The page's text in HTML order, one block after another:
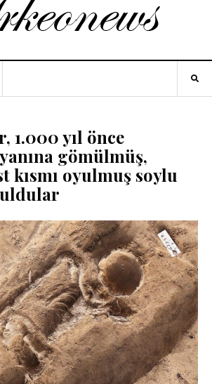
1.000 yıl önce
yanına gömülmüş,
kısmı oyulmuş soylu